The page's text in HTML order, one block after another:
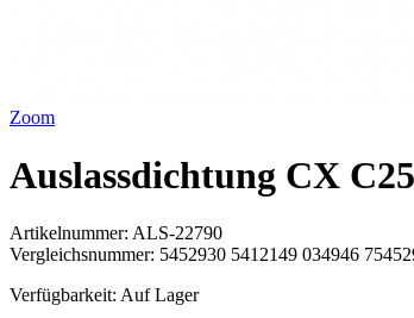
Zoom
Auslassdichtung CX
Artikelnummer: ALS-22790
Vergleichsnummer: 5452930 5412149 034946
Verfügbarkeit: Auf Lager